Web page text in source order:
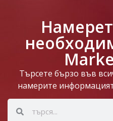
Търсете бързо във
намерите